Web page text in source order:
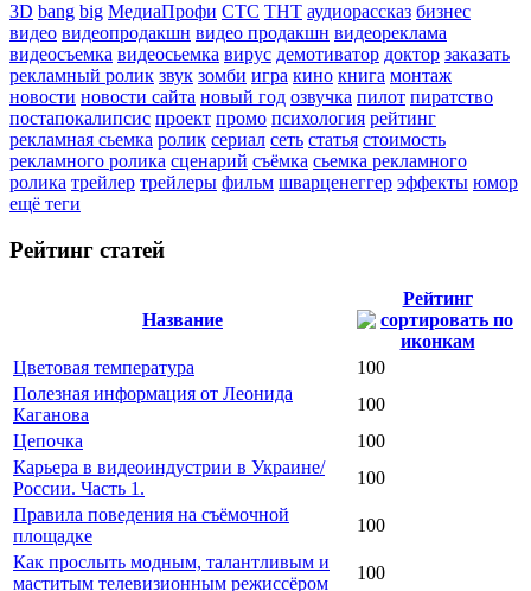
3D bang big МедиаПрофи СТС ТНТ аудиорассказ бизнес
видео видеопродакшн видео продакшн видеореклама
видеосъемка видеосьемка вирус демотиватор доктор заказать
рекламный ролик звук зомби игра кино книга монтаж
новости новости сайта новый год озвучка пилот пиратство
постапокалипсис проект промо психология рейтинг
рекламная сьемка ролик сериал сеть статья стоимость
рекламного ролика сценарий съёмка сьемка рекламного
ролика трейлер трейлеры фильм шварценеггер эффекты юмор
ещё теги
Рейтинг статей
Название
Рейтинг
Цветовая температура
100
Полезная информация от Леонида
Каганова
100
Цепочка
100
Карьера в видеоиндустрии в Украине/
России. Часть 1.
100
Правила поведения на съёмочной
площадке
100
Как прослыть модным, талантливым и
маститым телевизионным режиссёром
100